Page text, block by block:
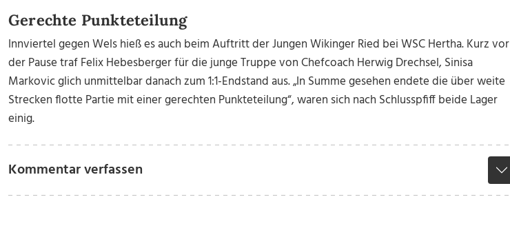
Gerechte Punkteteilung
Innviertel gegen Wels hieß es auch beim Auftritt der Jungen Wikinger Ried bei WSC Hertha. Kurz vor
der Pause traf Felix Hebesberger für die junge Truppe von Chefcoach Herwig Drechsel, Sinisa
Markovic glich unmittelbar danach zum 1:1-Endstand aus. „In Summe gesehen endete die über weite
Strecken flotte Partie mit einer gerechten Punkteteilung“, waren sich nach Schlusspfiff beide Lager
einig.
Kommentar verfassen